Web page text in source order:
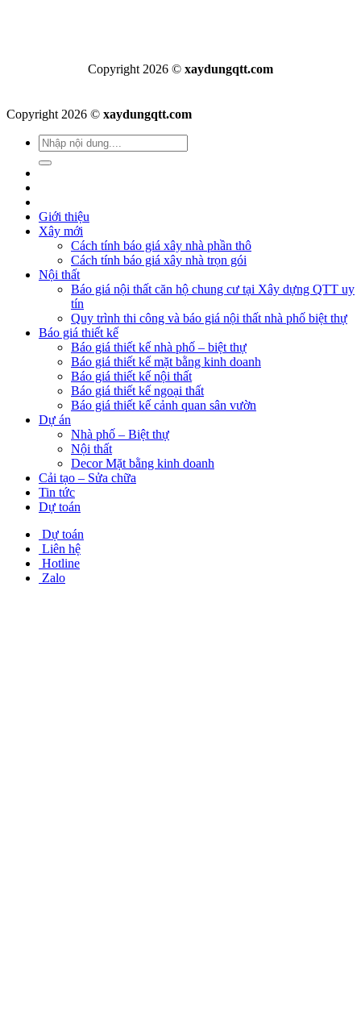
Copyright 2026 © xaydungqtt.com
Copyright 2026 © xaydungqtt.com
Giới thiệu
Xây mới
Cách tính báo giá xây nhà phần thô
Cách tính báo giá xây nhà trọn gói
Nội thất
Báo giá nội thất căn hộ chung cư tại Xây dựng QTT uy
tín
Quy trình thi công và báo giá nội thất nhà phố biệt thự
Báo giá thiết kế
Báo giá thiết kế nhà phố – biệt thự
Báo giá thiết kế mặt bằng kinh doanh
Báo giá thiết kế nội thất
Báo giá thiết kế ngoại thất
Báo giá thiết kế cảnh quan sân vườn
Dự án
Nhà phố – Biệt thự
Nội thất
Decor Mặt bằng kinh doanh
Cải tạo – Sửa chữa
Tin tức
Dự toán
Dự toán
Liên hệ
Hotline
Zalo